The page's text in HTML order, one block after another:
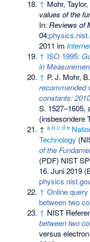
↑ Mohr,
values of the
In:Reviews of
04;
2011 im
↑ ISO 1995:
in
↑ P. J. Mohr,
recommended
constants:
S. 1527–1605,
(insbesondere
↑a b c d e
Technology
of the
(PDF) NIST
16. Juni 2019
↑ Online
between two
↑ NIST
between two
versus